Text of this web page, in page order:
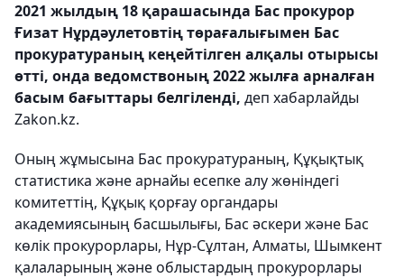
2021 жылдың 18 қарашасында Бас прокурор
Ғизат Нұрдәулетовтің төрағалығымен Бас
прокуратураның кеңейтілген алқалы отырысы
өтті, онда ведомствоның 2022 жылға арналған
басым бағыттары белгіленді, деп хабарлайды
Zakon.kz.
Оның жұмысына Бас прокуратураның, Құқықтық
статистика және арнайы есепке алу жөніндегі
комитеттің, Құқық қорғау органдары
академиясының басшылығы, Бас әскери және Бас
көлік прокурорлары, Нұр-Сұлтан, Алматы, Шымкент
қалаларының және облыстардың прокурорлары